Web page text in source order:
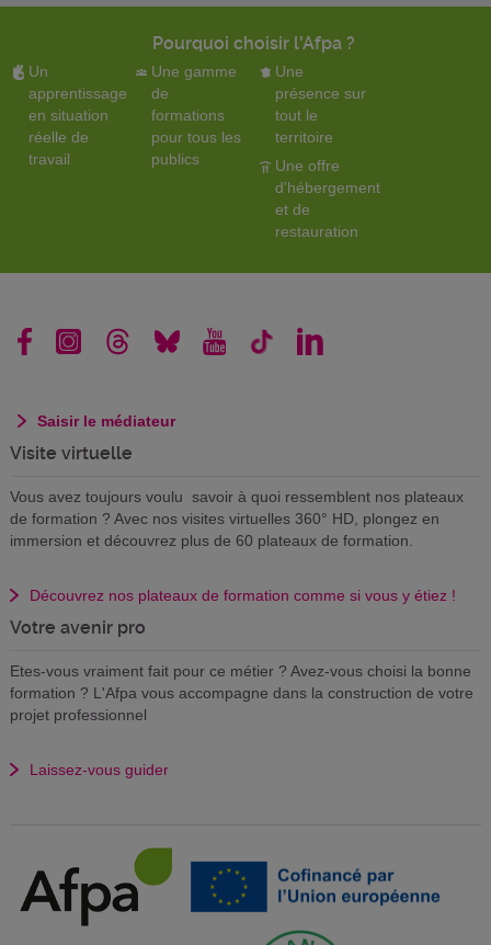
Pourquoi choisir l'Afpa ?
Un
apprentissage
en situation
réelle de
travail
Une gamme
de
formations
pour tous les
publics
Une
présence sur
tout le
territoire
Une offre
d'hébergement
et de
restauration
Saisir le médiateur
Visite virtuelle
Vous avez toujours voulu savoir à quoi ressemblent nos plateaux
de formation ? Avec nos visites virtuelles 360° HD, plongez en
immersion et découvrez plus de 60 plateaux de formation.
Découvrez nos plateaux de formation comme si vous y étiez !
Votre avenir pro
Etes-vous vraiment fait pour ce métier ? Avez-vous choisi la bonne
formation ? L'Afpa vous accompagne dans la construction de votre
projet professionnel
Laissez-vous guider